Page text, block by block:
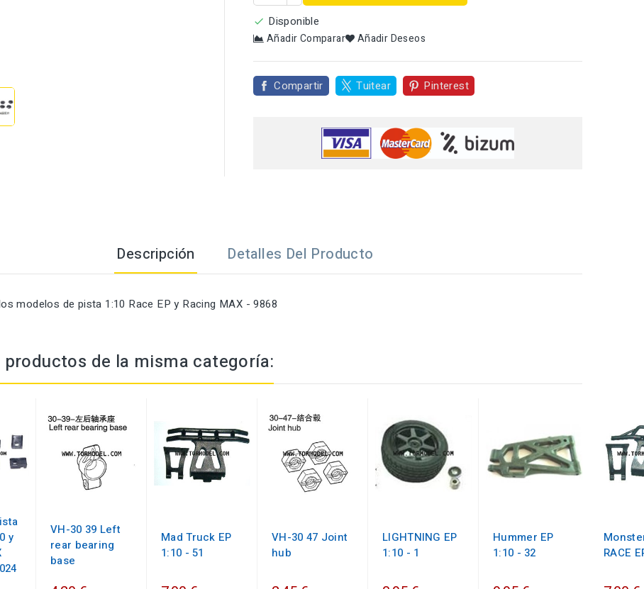
 Disponible
Añadir Comparar Añadir Deseos
Compartir Tuitear Pinterest
Descripción Detalles Del Producto
modelos de pista 1:10 Race EP y Racing MAX - 9868
de la misma categoría:
y
VH-30 39 Left
rear bearing
base
Mad Truck EP
1:10 - 51
VH-30 47 Joint
hub
LIGHTNING EP
1:10 - 1
Hummer EP
1:10 - 32
RACE